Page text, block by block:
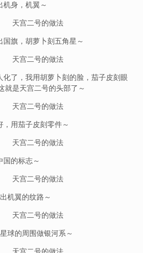
机身，机翼～
国旗，胡萝卜刻五角星～
化了，我用胡萝卜刻的脸，茄子皮刻眼
就是天宫二号的头部了～
，用茄子皮刻零件～
国的标志～
机翼的纹路～
球的周围做银河系～